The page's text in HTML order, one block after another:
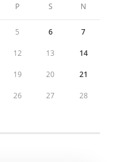
P S N
5 6 7
12 13 14
19 20 21
26 27 28